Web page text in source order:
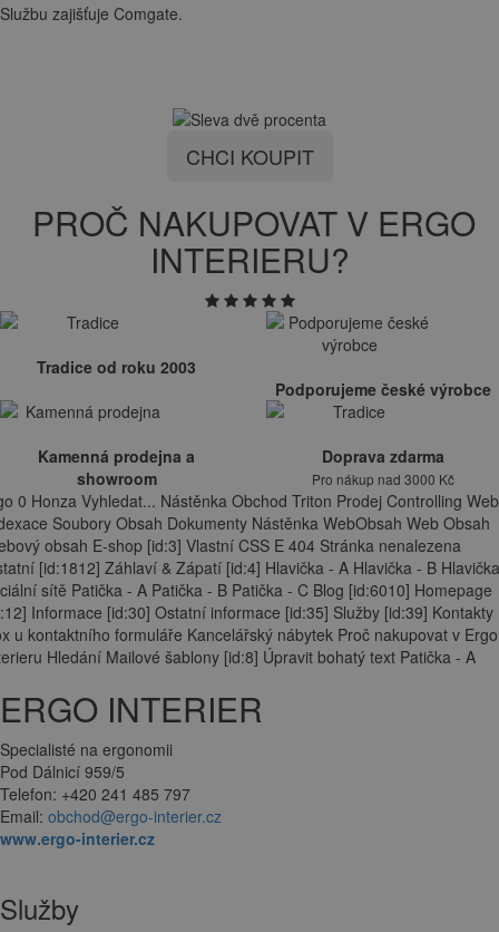
Službu zajišťuje Comgate.
CHCI KOUPIT
PROČ NAKUPOVAT V ERGO
INTERIERU?
Tradice od roku 2003
Podporujeme české výrobce
Kamenná prodejna a
showroom
Doprava zdarma
Pro nákup nad 3000 Kč
0 Honza Vyhledat... Nástěnka Obchod Triton Prodej Controlling Web
Soubory Obsah Dokumenty Nástěnka WebObsah Web Obsah
obsah E-shop [id:3] Vlastní CSS E 404 Stránka nenalezena
[id:1812] Záhlaví & Zápatí [id:4] Hlavička - A Hlavička - B
sítě Patička - A Patička - B Patička - C Blog [id:6010] Homepage
Informace [id:30] Ostatní informace [id:35] Služby [id:39] Kontakty
u kontaktního formuláře Kancelářský nábytek Proč nakupovat v Ergo
Hledání Mailové šablony [id:8] Úpravit bohatý text Patička - A
ERGO INTERIER
Specialisté na ergonomii
Pod Dálnicí 959/5
Telefon: +420 241 485 797
Email: obchod@ergo-interier.cz
www.ergo-interier.cz
Služby